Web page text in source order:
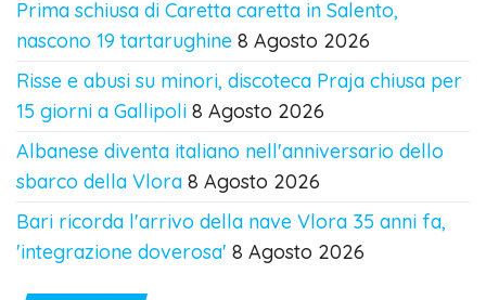
Prima schiusa di Caretta caretta in Salento,
nascono 19 tartarughine 8 Agosto 2026
Risse e abusi su minori, discoteca Praja chiusa per
15 giorni a Gallipoli 8 Agosto 2026
Albanese diventa italiano nell'anniversario dello
sbarco della Vlora 8 Agosto 2026
Bari ricorda l'arrivo della nave Vlora 35 anni fa,
'integrazione doverosa' 8 Agosto 2026